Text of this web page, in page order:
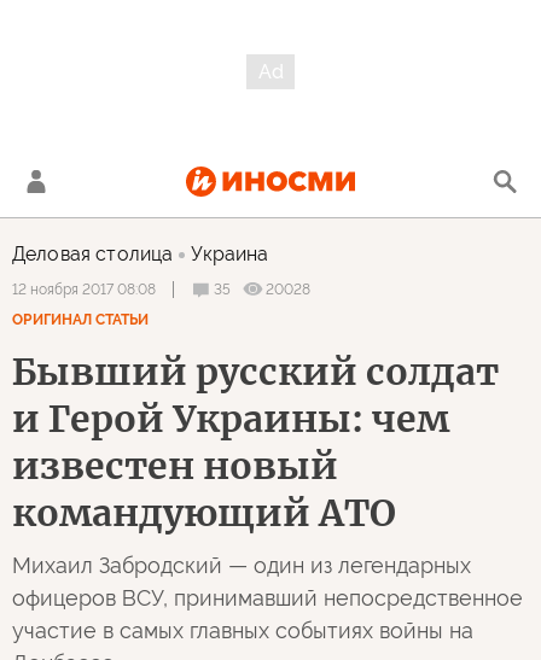
Деловая столица Украина
12 ноября 2017 08:08 35
20028
ОРИГИНАЛ СТАТЬИ
Бывший русский солдат
и Герой Украины: чем
известен новый
командующий АТО
Михаил Забродский — один из легендарных
офицеров ВСУ, принимавший непосредственное
участие в самых главных событиях войны на